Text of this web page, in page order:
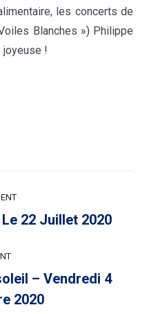
les concerts de
Blanches ») Philippe
joyeuse !
22 Juillet 2020
– Vendredi 4
2020